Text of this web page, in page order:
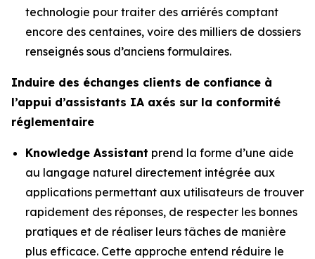
technologie pour traiter des arriérés comptant
encore des centaines, voire des milliers de dossiers
renseignés sous d’anciens formulaires.
Induire des échanges clients de confiance à
l’appui d’assistants IA axés sur la conformité
réglementaire
Knowledge Assistant prend la forme d’une aide
au langage naturel directement intégrée aux
applications permettant aux utilisateurs de trouver
rapidement des réponses, de respecter les bonnes
pratiques et de réaliser leurs tâches de manière
plus efficace. Cette approche entend réduire le